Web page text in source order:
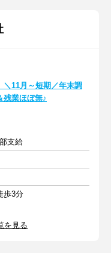
＼11月～短期／年末調
残業ほぼ無♪
支給
歩3分
を見る